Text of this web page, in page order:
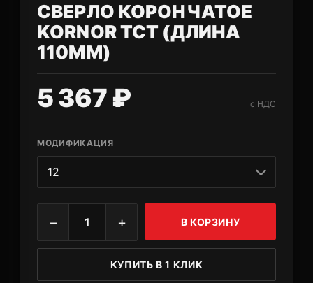
СВЕРЛО КОРОНЧАТОЕ
KORNOR TCT (ДЛИНА
110ММ)
5 367 ₽ с НДС
МОДИФИКАЦИЯ
− 1 + В КОРЗИНУ
КУПИТЬ В 1 КЛИК